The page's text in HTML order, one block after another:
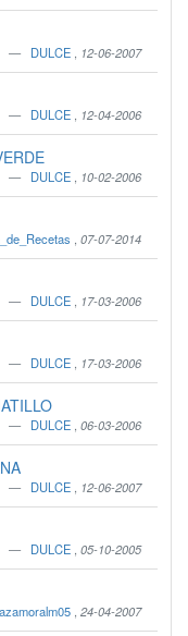
DULCE 12-06-2007
DULCE 12-04-2006
DULCE 10-02-2006
07-07-2014
DULCE 17-03-2006
DULCE 17-03-2006
DULCE 06-03-2006
DULCE 12-06-2007
DULCE 05-10-2005
24-04-2007